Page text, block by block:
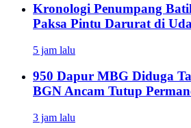
Kronologi Penumpang
Paksa Pintu Darurat di
5 jam lalu
950 Dapur MBG Diduga
BGN Ancam Tutup
3 jam lalu